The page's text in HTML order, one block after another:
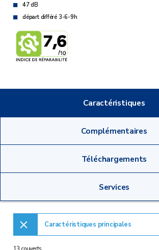
47 dB
départ différé 3-6-9h
Caractéristiques
Complémentaires
Téléchargements
Services
Caractéristiques principales